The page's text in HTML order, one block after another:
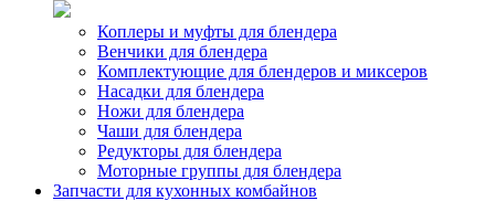
Коплеры и муфты для блендера
Венчики для блендера
Комплектующие для блендеров и миксеров
Насадки для блендера
Ножи для блендера
Чаши для блендера
Редукторы для блендера
Моторные группы для блендера
Запчасти для кухонных комбайнов